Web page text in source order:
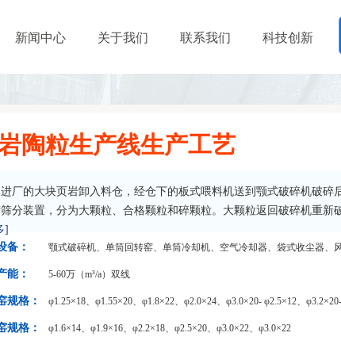
新闻中心 关于我们 联系我们 科技创新
陶粒生产线生产工艺
进厂的大块页岩卸入料仓，经仓下的板式喂料机送到颚式破碎机破碎
分装置，分为大颗粒、合格颗粒和碎颗粒。大颗粒返回破碎机重新
]
备：
颚式破碎机、单筒回转窑、单筒冷却机、空气冷却器、袋式收尘器、
能： 5-60万（m³/a）双线
规格： φ1.25×18、φ1.55×20、φ1.8×22、φ2.0×24、φ3.0×20- φ2.5×12、
规格： φ1.6×14、φ1.9×16、φ2.2×18、φ2.5×20、φ3.0×22、φ3.0×22